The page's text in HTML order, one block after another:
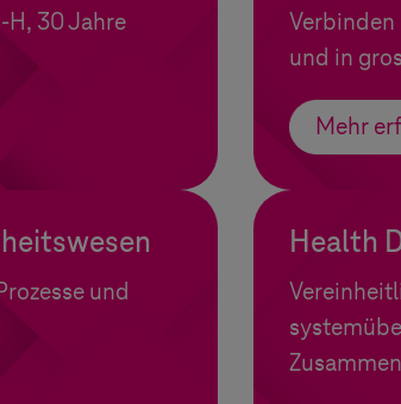
H, 30 Jahre
Verbinden
und in
Mehr
und
Health